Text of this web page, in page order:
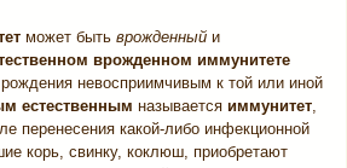
может быть врожденный и
врожденном иммунитете
невосприимчивым к той или иной
естественным называется иммунитет,
перенесения какой-либо инфекционной
корь, свинку, коклюш, приобретают